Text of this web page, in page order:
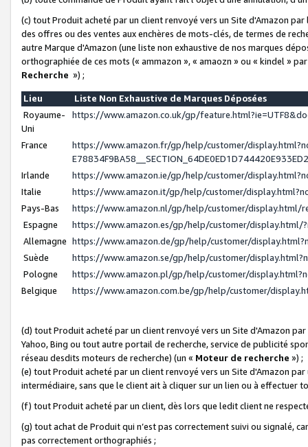
(c) tout Produit acheté par un client renvoyé vers un Site d'Amazon
des offres ou des ventes aux enchères de mots-clés, de termes de
autre Marque d'Amazon (une liste non exhaustive de nos marques
orthographiée de ces mots (« ammazon », « amaozn » ou « kindel »
Recherche ») ;
Lieu
Liste Non Exhaustive de Marques Déposées
Royaume-
Uni
https://www.amazon.co.uk/gp/
France
https://www.amazon.fr/gp/help/customer/
Irlande
https://www.amazon.ie/gp/help/customer/
Italie
https://www.amazon.it/gp/help/customer/
Pays-Bas
https://www.amazon.nl/gp/help/customer/display.html/
Espagne
https://www.amazon.es/gp/help/customer/display.html/
Allemagne https://www.amazon.de/gp/help/customer/
Suède
https://www.amazon.se/gp/help/customer/
Pologne
https://www.amazon.pl/gp/help/customer/
Belgique
https://www.amazon.com.be/gp/help/customer/
(d) tout Produit acheté par un client renvoyé vers un Site d'Amazon
Yahoo, Bing ou tout autre portail de recherche, service de publicité
réseau desdits moteurs de recherche) (un « Moteur de recherche ») ;
(e) tout Produit acheté par un client renvoyé vers un Site d'Amazon
intermédiaire, sans que le client ait à cliquer sur un lien ou à
(f) tout Produit acheté par un client, dès lors que ledit client ne
(g) tout achat de Produit qui n’est pas correctement suivi ou signalé,
pas correctement orthographiés ;